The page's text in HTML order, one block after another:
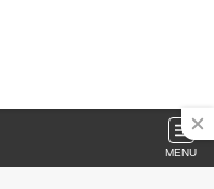
MENU